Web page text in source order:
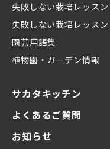
失敗しない栽培レッスン
失敗しない栽培レッスン
園芸用語集
植物園・ガーデン情報
サカタキッチン
よくあるご質問
お知らせ